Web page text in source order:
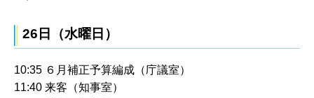
26日（水曜日）
10:35 ６月補正予算編成（庁議室）
11:40 来客（知事室）